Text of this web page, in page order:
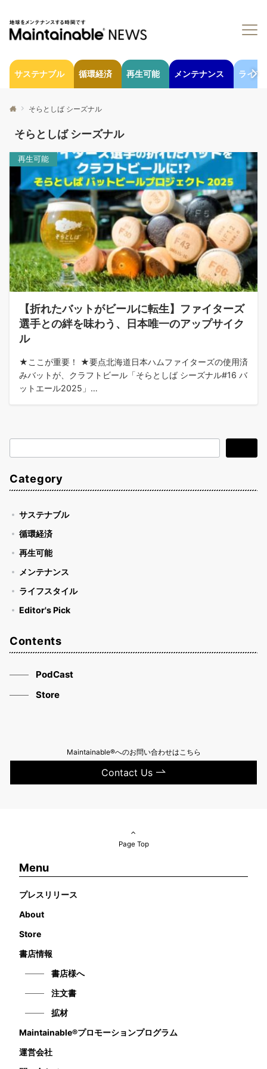
サステナブル 循環経済 再生可能 メンテナンス ライフ
そらとしば シーズナル
そらとしば シーズナル
再生可能
【折れたバットがビールに転生】ファイターズ
選手との絆を味わう、日本唯一のアップサイク
ル
★ここが重要！ ★要点北海道日本ハムファイターズの使用済
みバットが、クラフトビール「そらとしば シーズナル#16 バ
ットエール2025」…
索
Category
サステナブル
循環経済
再生可能
メンテナンス
ライフスタイル
Editor's Pick
Contents
PodCast
Store
Maintainable®へのお問い合わせはこちら
Contact Us
Page Top
Menu
プレスリリース
About
Store
書店情報
書店様へ
注文書
拡材
Maintainable®プロモーションプログラム
運営会社